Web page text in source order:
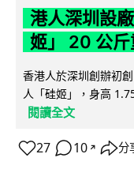
港人深圳設
姬」 20 公
香港人於深圳創辦初
人「硅姬」，身高
閱讀全文
27 10 ↗ 分